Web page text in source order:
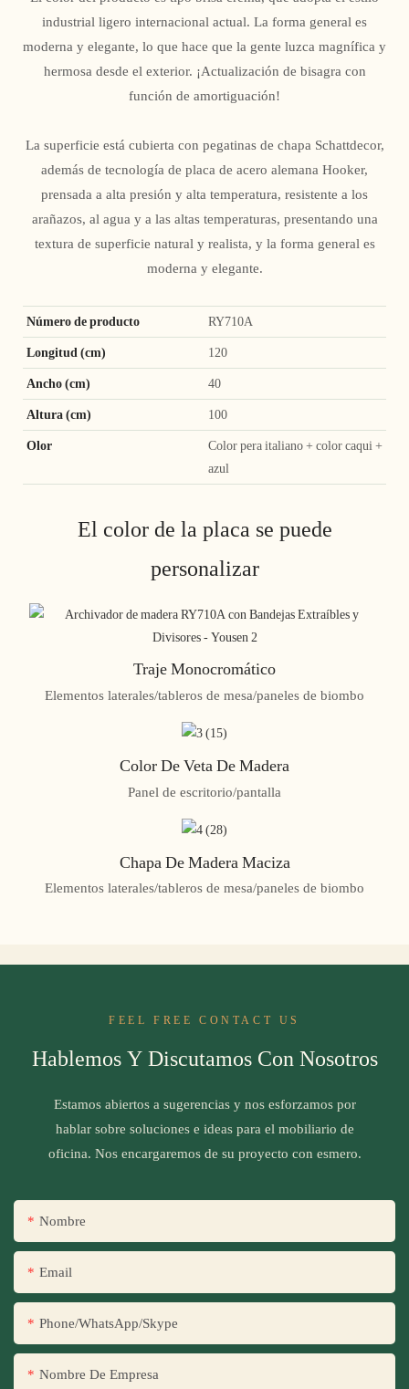
industrial ligero internacional actual. La forma general es
moderna y elegante, lo que hace que la gente luzca magnífica y
hermosa desde el exterior. ¡Actualización de bisagra con
función de amortiguación!
La superficie está cubierta con pegatinas de chapa Schattdecor,
además de tecnología de placa de acero alemana Hooker,
prensada a alta presión y alta temperatura, resistente a los
arañazos, al agua y a las altas temperaturas, presentando una
textura de superficie natural y realista, y la forma general es
moderna y elegante.
Número de producto RY710A
Longitud (cm) 120
Ancho (cm) 40
Altura (cm) 100
Olor
Color pera italiano + color caqui +
azul
El color de la placa se puede
personalizar
Traje Monocromático
Elementos laterales/tableros de mesa/paneles de biombo
Color De Veta De Madera
Panel de escritorio/pantalla
Chapa De Madera Maciza
Elementos laterales/tableros de mesa/paneles de biombo
FEEL FREE CONTACT US
Hablemos Y Discutamos Con Nosotros
Estamos abiertos a sugerencias y nos esforzamos por
hablar sobre soluciones e ideas para el mobiliario de
oficina. Nos encargaremos de su proyecto con esmero.
Nombre
Email
Phone/WhatsApp/Skype
Nombre De Empresa